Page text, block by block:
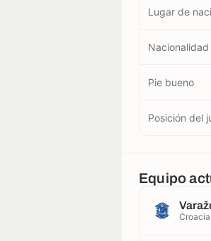
Lugar de
Nacionalidad
Pie bueno
Posición del
Equipo
Croacia